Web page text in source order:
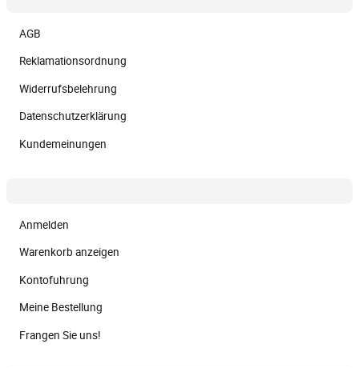
AGB
Reklamationsordnung
Widerrufsbelehrung
Datenschutzerklärung
Kundemeinungen
Anmelden
Warenkorb anzeigen
Kontofuhrung
Meine Bestellung
Frangen Sie uns!